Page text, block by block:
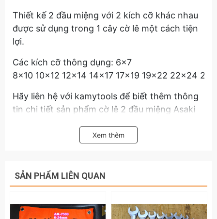
Thiết kế 2 đầu miệng với 2 kích cỡ khác nhau
được sử dụng trong 1 cây cờ lê một cách tiện
lợi.
Các kích cỡ thông dụng: 6x7
8x10 10x12 12x14 14x17 17x19 19x22 22x24
Hãy liên hệ với kamytools để biết thêm thông
tin chi tiết sản phẩm cờ lê 2 đầu miệng Asaki
8x10 10x12 12x14 14x17 17x19 19x22 22x24
Xem thêm
SẢN PHẨM LIÊN QUAN